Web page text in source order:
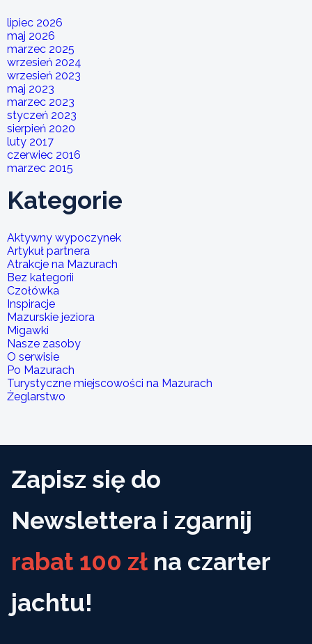
lipiec 2026
maj 2026
marzec 2025
wrzesień 2024
wrzesień 2023
maj 2023
marzec 2023
styczeń 2023
sierpień 2020
luty 2017
czerwiec 2016
marzec 2015
Kategorie
Aktywny wypoczynek
Artykuł partnera
Atrakcje na Mazurach
Bez kategorii
Czołówka
Inspiracje
Mazurskie jeziora
Migawki
Nasze zasoby
O serwisie
Po Mazurach
Turystyczne miejscowości na Mazurach
Żeglarstwo
Zapisz się do
Newslettera i zgarnij
rabat 100 zł na czarter
jachtu!